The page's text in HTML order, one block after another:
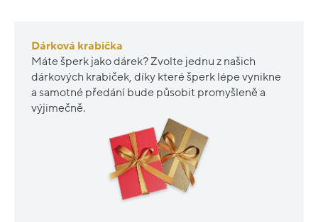
Dárková krabička
Máte šperk jako dárek? Zvolte jednu z našich
dárkových krabiček, díky které šperk lépe vynikne
a samotné předání bude působit promyšleně a
výjimečně.